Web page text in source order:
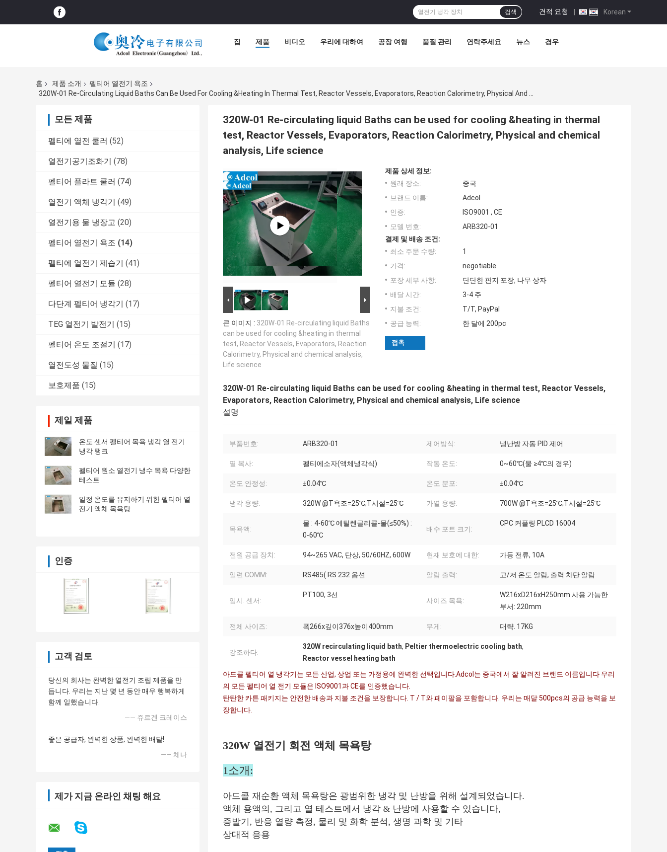
Korean
견적 요청 |
검색
집 제품 비디오 우리에 대하여 공장 여행 품질 관리 연락주세요 뉴스 경우
홈 제품 소개
펠티어 열전기 욕조
모든 제품
펠티에 열전 쿨러 (52)
열전기공기조화기 (78)
펠티어 플라트 쿨러 (74)
열전기 액체 냉각기 (49)
열전기용 물 냉장고 (20)
펠티어 열전기 욕조 (14)
펠티에 열전기 제습기 (41)
펠티어 열전기 모듈 (28)
다단계 펠티어 냉각기 (17)
TEG 열전기 발전기 (15)
펠티어 온도 조절기 (17)
열전도성 물질 (15)
보호제품 (15)
제일 제품
온도 센서 펠티어 목욕 냉각 열 전기
냉각 탱크
펠티어 원소 열전기 냉수 목욕 다양한
테스트
일정 온도를 유지하기 위한 펠티어 열
전기 액체 목욕탕
인증
고객 검토
당신의 회사는 완벽한 열전기 조립 제품을 만
듭니다. 우리는 지난 몇 년 동안 매우 행복하게
함께 일했습니다.
—— 쥬르겐 크레이스
좋은 공급자, 완벽한 상품, 완벽한 배달!
—— 체나
제가 지금 온라인 채팅 해요
320W-01 Re-circulating liquid Baths can be used for cooling &heating in thermal
test, Reactor Vessels, Evaporators, Reaction Calorimetry, Physical and chemical
analysis, Life science
큰 이미지 : 320W-01 Re-circulating liquid Baths
can be used for cooling &heating in thermal
test, Reactor Vessels, Evaporators, Reaction
Calorimetry, Physical and chemical analysis,
Life science
제품 상세 정보:
원래 장소:
중국
브랜드 이름:
Adcol
인증:
ISO9001 , CE
모델 번호:
ARB320-01
결제 및 배송 조건:
최소 주문 수량:
1
가격:
negotiable
포장 세부 사항:
단단한 판지 포장, 나무 상자
배달 시간:
3-4 주
지불 조건:
T/T, PayPal
공급 능력:
한 달에 200pc
접촉
320W-01 Re-circulating liquid Baths can be used for cooling &heating in thermal test, Reactor Vessels,
Evaporators, Reaction Calorimetry, Physical and chemical analysis, Life science
설명
부품번호: ARB320-01 제어방식: 냉난방 자동 PID 제어
열 복사: 펠티에소자(액체냉각식) 작동 온도: 0~60℃(물 ≥4℃의 경우)
온도 안정성: ±0.04℃ 온도 분포: ±0.04℃
냉각 용량: 320W @T욕조=25℃;T시설=25℃ 가열 용량: 700W @T욕조=25℃;T시설=25℃
목욕액:
물 : 4-60℃ 에틸렌글리콜-물(≤50%) :
0-60℃
배수 포트 크기:
CPC 커플링 PLCD 16004
전원 공급 장치: 94~265 VAC, 단상, 50/60HZ, 600W 현재 보호에 대한: 가등 전류, 10A
일련 COMM: RS485( RS 232 옵션 알람 출력: 고/저 온도 알람, 출력 차단 알람
임시. 센서:
PT100, 3선
사이즈 목욕:
W216xD216xH250mm 사용 가능한
부서: 220mm
전체 사이즈: 폭266x깊이376x높이400mm 무게: 대략. 17KG
강조하다:
320W recirculating liquid bath, Peltier thermoelectric cooling bath,
Reactor vessel heating bath
아드콜 펠티어 열 냉각기는 모든 산업, 상업 또는 가정용에 완벽한 선택입니다.Adcol는 중국에서 잘 알려진 브랜드 이름입니다 우리
의 모든 펠티어 열 전기 모듈은 ISO9001과 CE를 인증했습니다.
탄탄한 카튼 패키지는 안전한 배송과 지불 조건을 보장합니다. T / T와 페이팔을 포함합니다. 우리는 매달 500pcs의 공급 능력을 보
장합니다.
320W 열전기 회전 액체 목욕탕
1소개:
아드콜 재순환 액체 목욕탕은 광범위한 냉각 및 난방을 위해 설계되었습니다.
액체 용액의, 그리고 열 테스트에서 냉각 & 난방에 사용할 수 있습니다,
증발기, 반응 열량 측정, 물리 및 화학 분석, 생명 과학 및 기타
상대적 응용